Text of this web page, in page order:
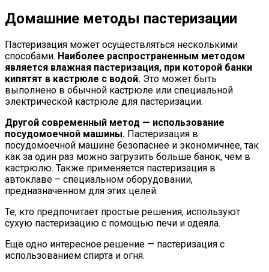
Домашние методы пастеризации
Пастеризация может осуществляться несколькими
способами. Наиболее распространенным методом
является влажная пастеризация, при которой банки
кипятят в кастрюле с водой. Это может быть
выполнено в обычной кастрюле или специальной
электрической кастрюле для пастеризации.
Другой современный метод — использование
посудомоечной машины. Пастеризация в
посудомоечной машине безопаснее и экономичнее, так
как за один раз можно загрузить больше банок, чем в
кастрюлю. Также применяется пастеризация в
автоклаве – специальном оборудовании,
предназначенном для этих целей.
Те, кто предпочитает простые решения, используют
сухую пастеризацию с помощью печи и одеяла.
Еще одно интересное решение — пастеризация с
использованием спирта и огня.